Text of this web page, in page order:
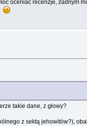
oceniać recenzje, żadnym
takie dane, z głowy?
z sektą jehowitów?),